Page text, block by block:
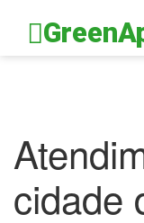
cidade